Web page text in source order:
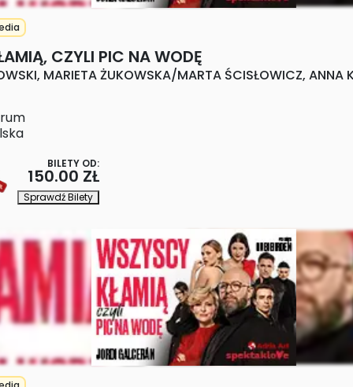
CZYLI PIC NA WODĘ
MARIETA ŻUKOWSKA/MARTA ŚCISŁOWICZ, ANNA
BILETY OD:
150.00 ZŁ
Sprawdź Bilety